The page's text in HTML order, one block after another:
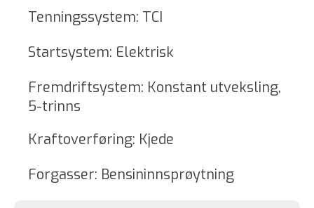
Tenningssystem: TCI
Startsystem: Elektrisk
Fremdriftsystem: Konstant utveksling,
5-trinns
Kraftoverføring: Kjede
Forgasser: Bensininnsprøytning